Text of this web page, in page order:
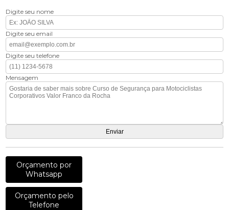
Digite seu nome
Digite seu email
Digite seu telefone
Mensagem
Orçamento por
Whatsapp
Orçamento pelo
Telefone